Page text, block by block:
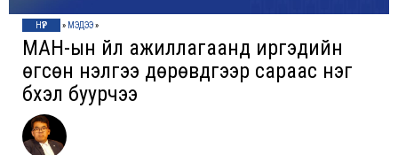
НҮҮР » МЭДЭЭ»
МАН-ын үйл ажиллагаанд иргэдийн
өгсөн үнэлгээ дөрөвдүгээр сараас нэг
бүхэл буурчээ